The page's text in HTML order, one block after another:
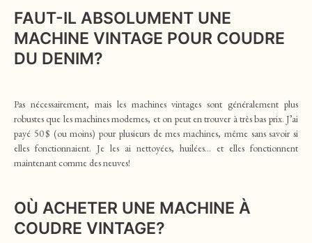
FAUT-IL ABSOLUMENT UNE
MACHINE VINTAGE POUR COUDRE
DU DENIM?
Pas nécessairement, mais les machines vintages sont généralement plus
robustes que les machines modernes, et on peut en trouver à très bas prix. J’ai
payé 50 $ (ou moins) pour plusieurs de mes machines, même sans savoir si
elles fonctionnaient. Je les ai nettoyées, huilées… et elles fonctionnent
maintenant comme des neuves!
OÙ ACHETER UNE MACHINE À
COUDRE VINTAGE?